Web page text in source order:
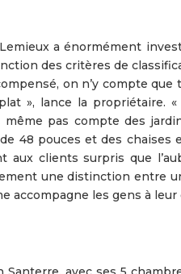
a énormément
des critères de
on n’y compte que
», lance la propriétaire.
pas compte des
48 pouces et des chaises
clients surpris que
une distinction entre
accompagne les gens à leur